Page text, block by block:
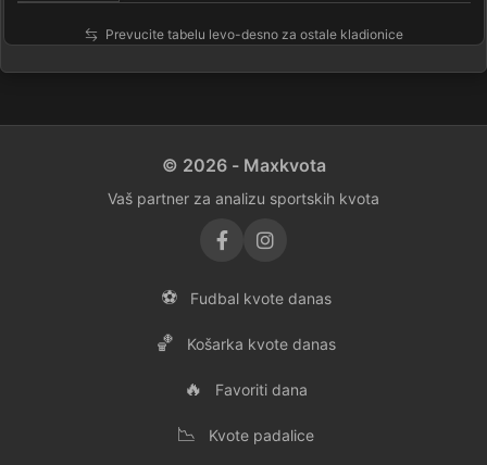
Prevucite tabelu levo-desno za ostale kladionice
© 2026 - Maxkvota
Vaš partner za analizu sportskih kvota
⚽ Fudbal kvote danas
🏀 Košarka kvote danas
🔥 Favoriti dana
📉 Kvote padalice